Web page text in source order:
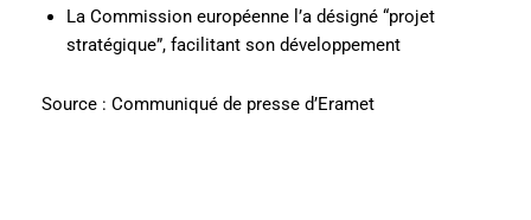
La Commission européenne l’a désigné “projet
stratégique”, facilitant son développement
Source : Communiqué de presse d’Eramet